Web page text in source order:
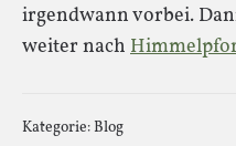
irgendwann vorbei.
weiter nach
Kategorie:Blog